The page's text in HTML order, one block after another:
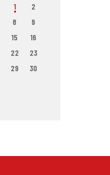
1
2
8
9
15
16
22
23
29
30